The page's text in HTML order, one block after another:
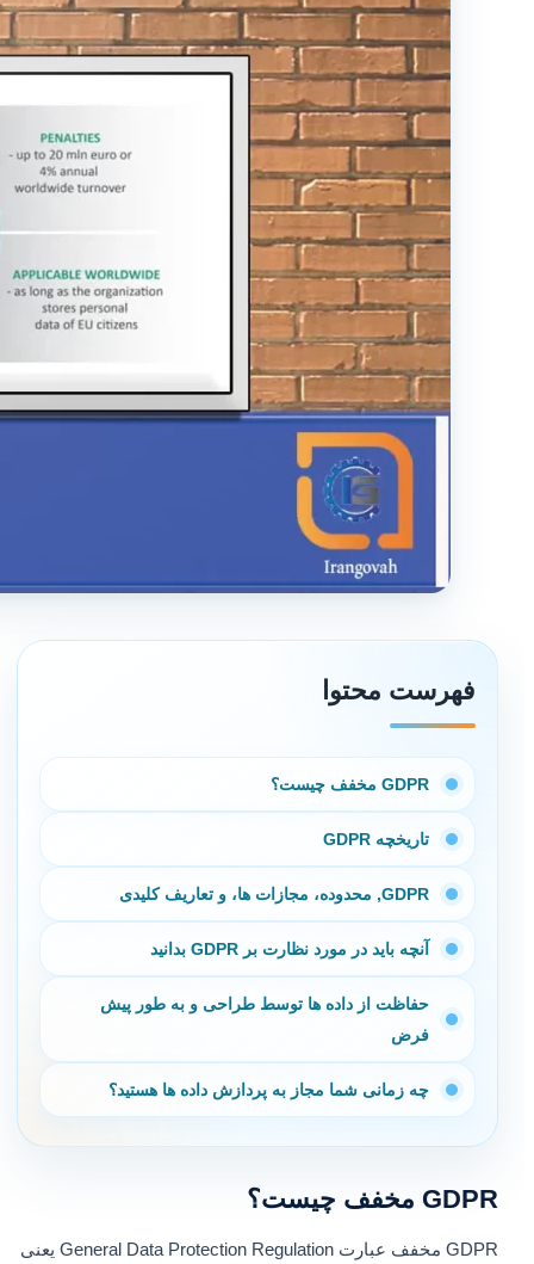
فهرست محتوا
GDPR مخفف چیست؟
تاریخچه GDPR
GDPR, محدوده، مجازات ها، و تعاریف کلیدی
آنچه باید در مورد نظارت بر GDPR بدانید
حفاظت از داده ها توسط طراحی و به طور پیش
فرض
چه زمانی شما مجاز به پردازش داده ها هستید؟
GDPR مخفف چیست؟
GDPR مخفف عبارت General Data Protection Regulation یعنی